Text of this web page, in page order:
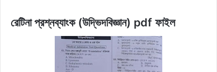
রেটিনা প্রশ্নব্যাংক (উদ্ভিদবিজ্ঞান) pdf ফাইল